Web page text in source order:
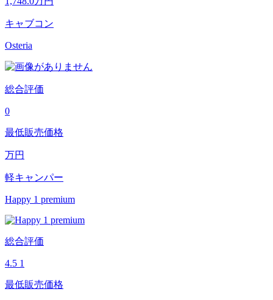
キャブコン
Osteria
総合評価
0
最低販売価格
万円
軽キャンパー
Happy 1 premium
総合評価
4.5 1
最低販売価格